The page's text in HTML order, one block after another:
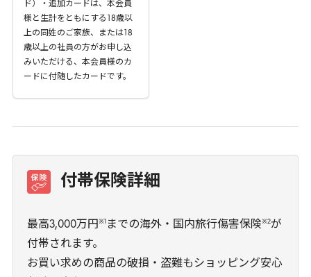
ド）・追加カードは、本会員
様と生計をともにする
18歳以
上の同姓のご家族、または 18
歳以上の社員の方がお申し込
みいただける、本会員様のカ
ードに付随したカードです。
付帯保険詳細
最高3,000万円 ※1 までの海外・国内旅行傷害保険※2が
付帯されます。
お買い求めの商品の破損・盗難もショッピング安心